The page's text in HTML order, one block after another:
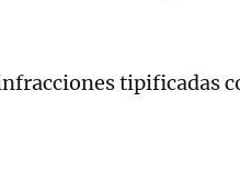
tipificadas